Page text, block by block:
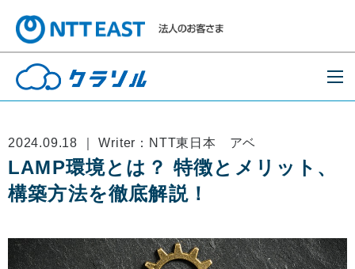
2024.09.18 ｜ Writer：NTT東日本 アベ
LAMP環境とは？ 特徴とメリット、
構築方法を徹底解説！